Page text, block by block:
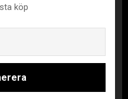
köp